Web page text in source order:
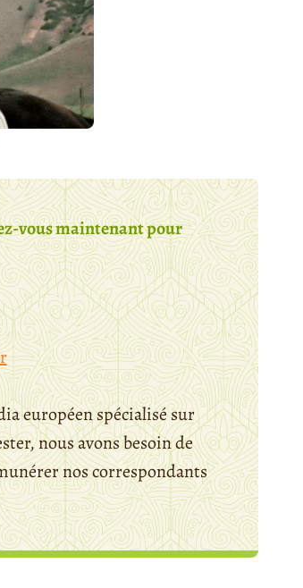
vous maintenant pour
européen spécialisé sur
nous avons besoin de
nos correspondants